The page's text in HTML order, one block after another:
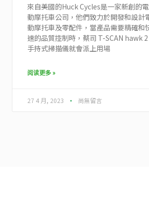
來自美國的Huck Cycles是一家新創的電
動摩托車公司，他們致力於開發和設計
動摩托車及零配件，當產品需要精確和
速的品質控制時，蔡司 T-SCAN hawk 2
手持式掃描儀就會派上用場
阅读更多 »
27 4 月, 2023 尚無留言